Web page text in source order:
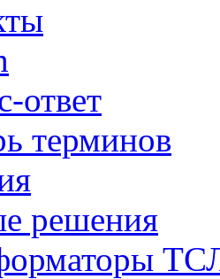
ответ
терминов
решения